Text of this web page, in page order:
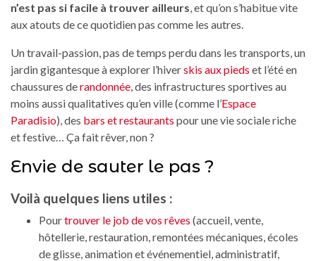
n’est pas si facile à trouver ailleurs, et qu’on s’habitue vite
aux atouts de ce quotidien pas comme les autres.
Un travail-passion, pas de temps perdu dans les transports, un
jardin gigantesque à explorer l’hiverskis aux pieds et l’été en
chaussures derandonnée, des infrastructures sportives au
moins aussi qualitatives qu’en ville (comme l’Espace
Paradisio), des bars et restaurants pour une vie sociale riche
et festive… Ça fait rêver, non ?
Envie de sauter le pas ?
Voilà quelques liens utiles :
Pourtrouver le job de vos rêves (accueil, vente,
hôtellerie, restauration, remontées mécaniques, écoles
de glisse, animation et événementiel, administratif,